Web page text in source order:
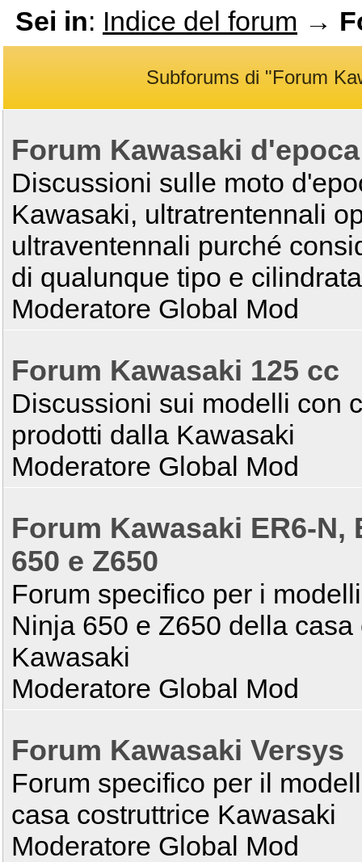
Sei in: Indice del forum →
Subforums di "Forum
Forum Kawasaki d'epoca
Discussioni sulle moto
Kawasaki, ultratrentennali
ultraventennali purché
di qualunque tipo e cilindrata
Moderatore Global Mod
Forum Kawasaki 125 cc
Discussioni sui modelli con
prodotti dalla Kawasaki
Moderatore Global Mod
Forum Kawasaki ER6-N,
650 e Z650
Forum specifico per i
Ninja 650 e Z650 della casa
Kawasaki
Moderatore Global Mod
Forum Kawasaki Versys
Forum specifico per il
casa costruttrice Kawasaki
Moderatore Global Mod